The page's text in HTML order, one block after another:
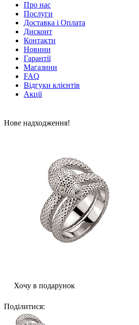
Про нас
Послуги
Доставка і Оплата
Дисконт
Контакти
Новини
Гарантії
Магазини
FAQ
Відгуки клієнтів
Акції
Нове надходження!
Хочу в подарунок
Поділитися: